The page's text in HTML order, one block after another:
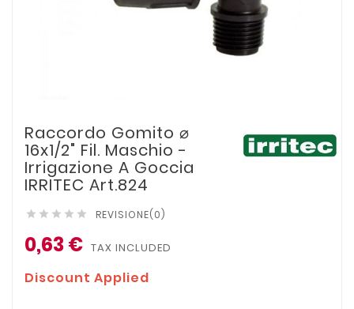
Raccordo Gomito ⌀
16x1/2" Fil. Maschio -
Irrigazione A Goccia
IRRITEC Art.824
     REVISIONE(0)
0,63 € TAX INCLUDED
Discount Applied